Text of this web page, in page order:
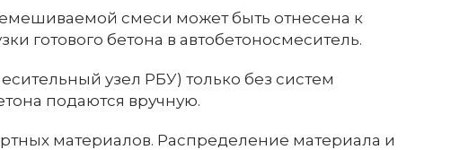
смеси может быть отнесена к
готового бетона в автобетоносмеситель.
узел РБУ) только без систем
подаются вручную.
материалов. Распределение материала и